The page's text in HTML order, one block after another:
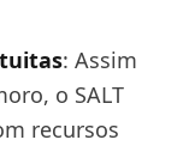
: Assim
o SALT
recursos